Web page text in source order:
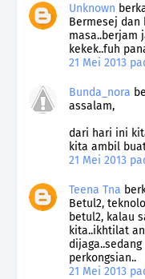
Unknown
Bermesej
masa..berjam
kekek..fuh
21 Mei 2013
Bunda_nora
assalam,
dari hari ini
kita ambil
21 Mei 2013
Teena Tna
Betul2,
betul2, kalau
kita..ikhtilat
perkongsian..
21 Mei 2013